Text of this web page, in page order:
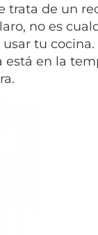
trata de un
no es
tu
en la